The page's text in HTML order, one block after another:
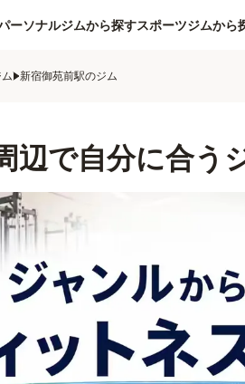
ーソナルジムから探すスポーツジムから
新宿御苑前駅のジム
辺で自分に合う